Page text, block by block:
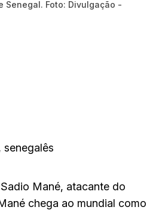
Senegal. Foto: Divulgação -
senegalês
Mané, atacante do
chega ao mundial como